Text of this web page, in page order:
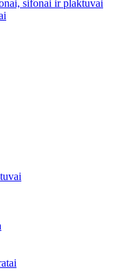
sifonai ir plaktuvai